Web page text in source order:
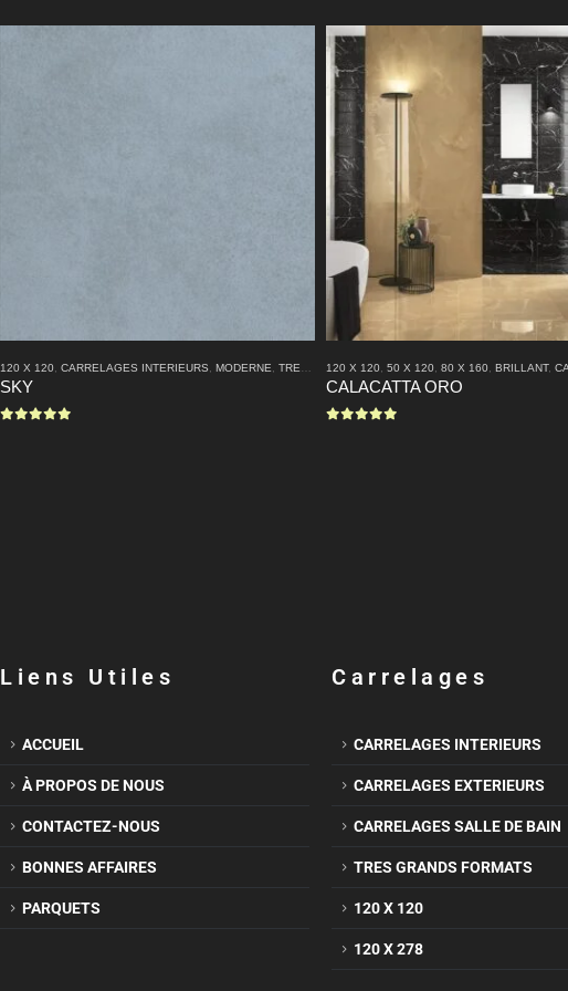
,CARRELAGES SALLE DE BAIN,MODERNE,SEMI BRILLANT
120 X 120 CARRELAGES INTERIEURS MODERNE TRES GRANDS FORMATS
SKY
120 X 120 50 X 120 80 X 160 BRILLANT,
CALACATTA ORO
Liens Utiles
ACCUEIL
À PROPOS DE NOUS
CONTACTEZ-NOUS
BONNES AFFAIRES
PARQUETS
Carrelages
CARRELAGES INTERIEURS
CARRELAGES EXTERIEURS
CARRELAGES SALLE DE BAIN
TRES GRANDS FORMATS
120 X 120
120 X 278